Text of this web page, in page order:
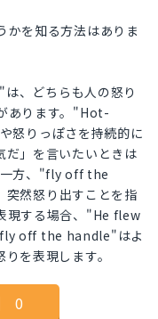
かを知る方法はありま
どちらも人の怒り
あります。"Hot-
怒りっぽさを持続的に
だ」を言いたいときは
方、"fly off the
然怒り出すことを指
現する場合、"He flew
off the handle"はよ
を表現します。
0